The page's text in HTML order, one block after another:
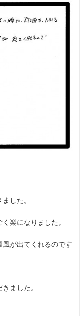
した。
楽になりました。
風が出てくれるのです
ました。